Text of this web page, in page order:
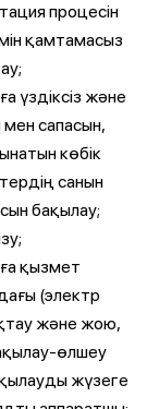
процесін
қамтамасыз
үздіксіз және
мен сапасын,
көбік
санын
бақылау;
қызмет
(электр
және жою,
өлшеу
жүзеге